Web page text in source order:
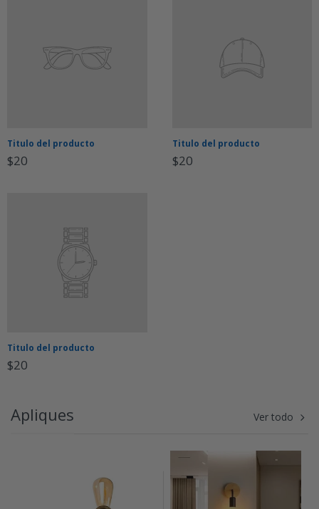
Titulo del producto
$20
Titulo del producto
$20
Titulo del producto
$20
Apliques Ver todo